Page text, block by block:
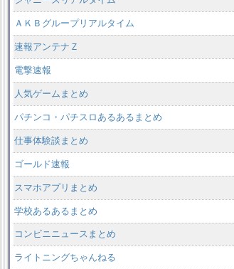
ＡＫＢグループリアルタイム
速報アンテナＺ
電撃速報
人気ゲームまとめ
パチンコ・パチスロあるあるまとめ
仕事体験談まとめ
ゴールド速報
スマホアプリまとめ
学校あるあるまとめ
コンビニニュースまとめ
ライトニングちゃんねる